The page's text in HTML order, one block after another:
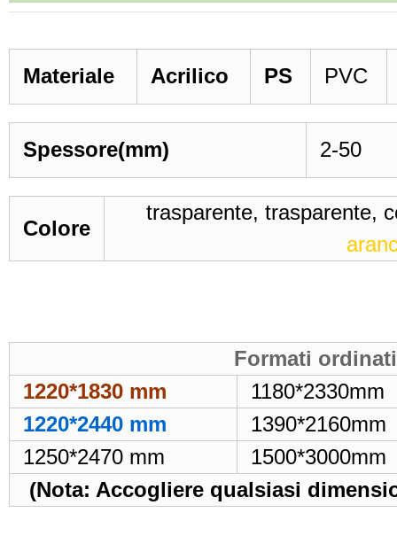
Materiale Acrilico PS PVC
Spessore(mm) 2-50
Colore
trasparente, trasparente,
Formati
1220*1830 mm
1180*2330mm
1220*2440 mm
1390*2160mm
1250*2470 mm
1500*3000mm
(Nota: Accogliere qualsiasi